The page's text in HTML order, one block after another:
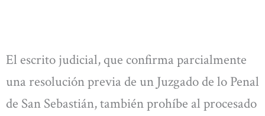
El escrito judicial, que confirma parcialmente
una resolución previa de un Juzgado de lo Penal
de San Sebastián, también prohíbe al procesado